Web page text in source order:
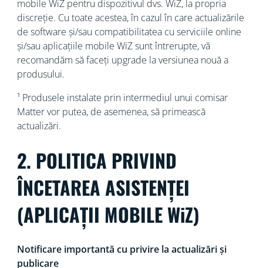
mobile WiZ pentru dispozitivul dvs. WiZ, la propria
discreție. Cu toate acestea, în cazul în care actualizările
de software și/sau compatibilitatea cu serviciile online
și/sau aplicațiile mobile WiZ sunt întrerupte, vă
recomandăm să faceți upgrade la versiunea nouă a
produsului.
¹ Produsele instalate prin intermediul unui comisar
Matter vor putea, de asemenea, să primească
actualizări.
2. POLITICA PRIVIND
ÎNCETAREA ASISTENȚEI
(APLICAȚII MOBILE WiZ)
Notificare importantă cu privire la actualizări și
publicare